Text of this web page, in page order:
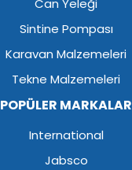
Can Yeleği
Sintine Pompası
Karavan Malzemeleri
Tekne Malzemeleri
POPÜLER MARKALAR
International
Jabsco